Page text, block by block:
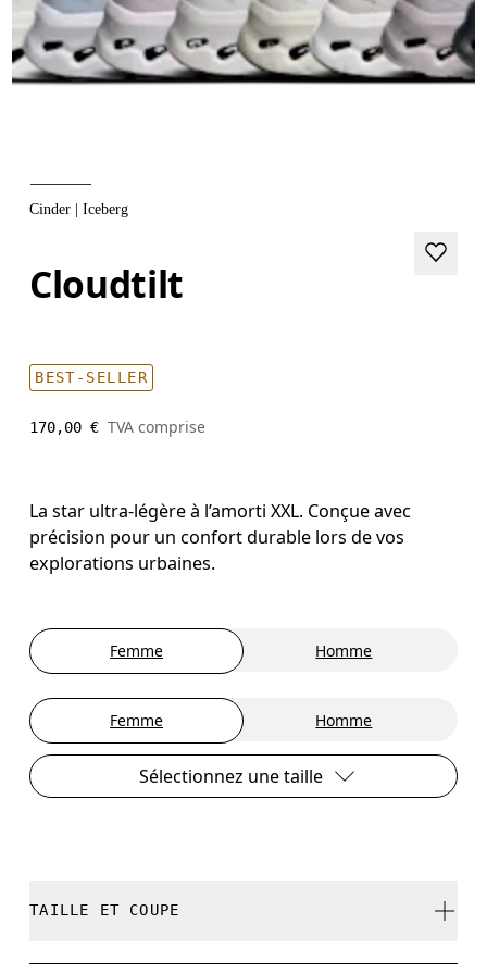
Cinder | Iceberg
Cloudtilt
BEST-SELLER
170,00 € TVA comprise
La star ultra-légère à l’amorti XXL. Conçue avec
précision pour un confort durable lors de vos
explorations urbaines.
Femme Homme
Femme Homme
Sélectionnez une taille
TAILLE ET COUPE